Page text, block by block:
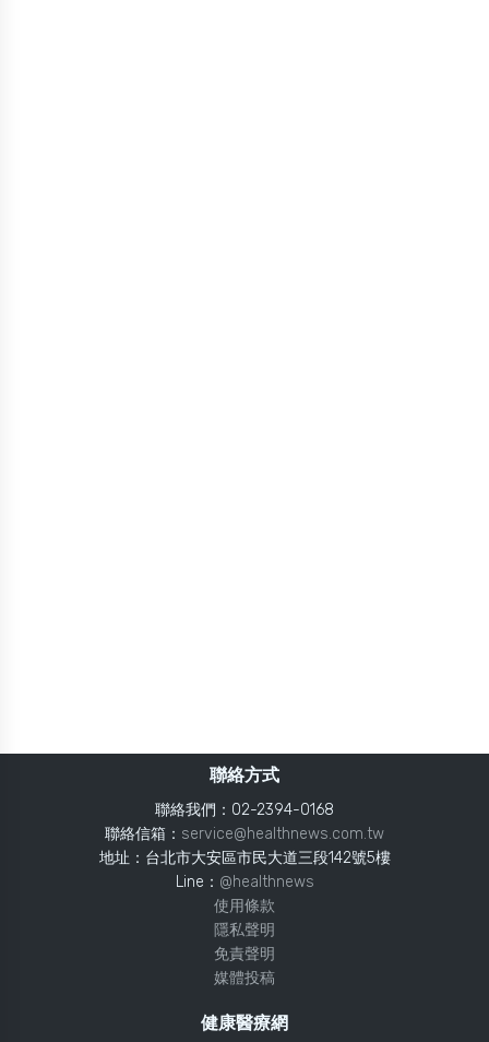
聯絡方式
聯絡我們：02-2394-0168
聯絡信箱： service@healthnews.com.tw
地址：台北市大安區市民大道三段142號5樓
Line： @healthnews
使用條款
隱私聲明
免責聲明
媒體投稿
健康醫療網